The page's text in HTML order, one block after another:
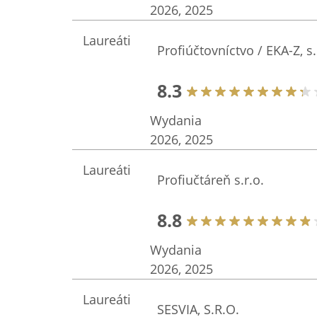
2026, 2025
Laureáti
Profiúčtovníctvo / EKA-Z,
8.3
Wydania
2026, 2025
Laureáti
Profiučtáreň s.r.o.
8.8
Wydania
2026, 2025
Laureáti
SESVIA, S.R.O.